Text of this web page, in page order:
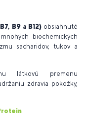
B9 a B12) obsiahnuté
biochemických
sacharidov, tukov a
látkovú premenu
zdravia pokožky,